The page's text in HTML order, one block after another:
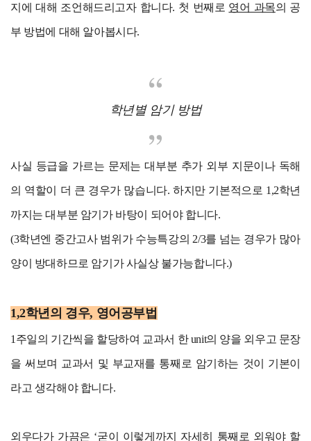
지에 대해 조언해드리고자 합니다. 첫 번째로 영어 과목의 공
부 방법에 대해 알아봅시다.
학년별 암기 방법
사실 등급을 가르는 문제는 대부분 추가 외부 지문이나 독해
의 역할이 더 큰 경우가 많습니다. 하지만 기본적으로 1,2학년
까지는 대부분 암기가 바탕이 되어야 합니다.
(3학년엔 중간고사 범위가 수능특강의 2/3를 넘는 경우가 많아
양이 방대하므로 암기가 사실상 불가능합니다.)
1,2학년의 경우, 영어공부법
1주일의 기간씩을 할당하여 교과서 한 unit의 양을 외우고 문장
을 써보며 교과서 및 부교재를 통째로 암기하는 것이 기본이
라고 생각해야 합니다.
외우다가 가끔은 ‘굳이 이렇게까지 자세히 통째로 외워야 할